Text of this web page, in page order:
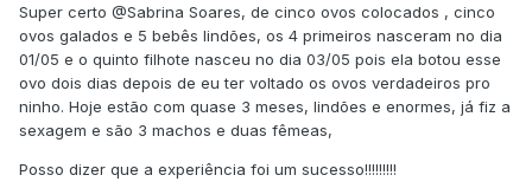
Super certo @Sabrina Soares, de cinco ovos colocados , cinco
ovos galados e 5 bebês lindões, os 4 primeiros nasceram no dia
01/05 e o quinto filhote nasceu no dia 03/05 pois ela botou esse
ovo dois dias depois de eu ter voltado os ovos verdadeiros pro
ninho. Hoje estão com quase 3 meses, lindões e enormes, já fiz a
sexagem e são 3 machos e duas fêmeas,
Posso dizer que a experiência foi um sucesso!!!!!!!!!